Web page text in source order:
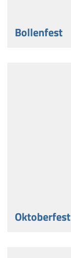
Bollenfest
Oktoberfest